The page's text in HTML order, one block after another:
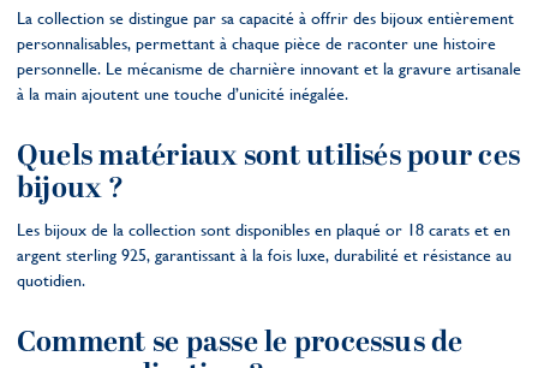
La collection se distingue par sa capacité à offrir des bijoux entièrement
personnalisables, permettant à chaque pièce de raconter une histoire
personnelle. Le mécanisme de charnière innovant et la gravure artisanale
à la main ajoutent une touche d’unicité inégalée.
Quels matériaux sont utilisés pour ces
bijoux ?
Les bijoux de la collection sont disponibles en plaqué or 18 carats et en
argent sterling 925, garantissant à la fois luxe, durabilité et résistance au
quotidien.
Comment se passe le processus de